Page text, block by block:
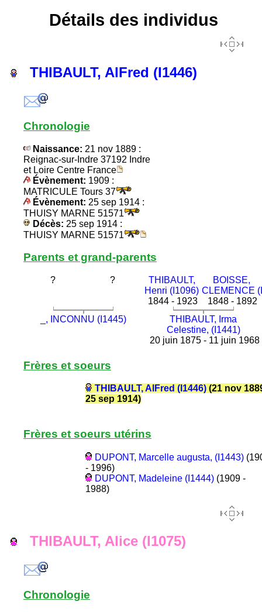
Détails des individus
THIBAULT, AlFred (I1446)
Chronologie
Naissance: 21 nov 1889 :
Reignac-sur-Indre 37192 Indre
et Loire Centre France
Évènement: 1909 :
MATRICULE Tours 37
Évènement: 25 sep 1914 :
THUISY MARNE 51571
Décès: 25 sep 1914 :
THUISY MARNE 51571
Parents et grand-parents
? ?
THIBAULT,
Henri (I1096)
1844 - 1923
BOISSE,
CLEMENCE
1848 - 1892
_, INCONNU (I1445)
THIBAULT, Irma
Celestine, (I1441)
20 juin 1875 - 11 juin 1968
Frères et soeurs
THIBAULT, AlFred (I1446)(21 nov
25 sep 1914)
Frères et soeurs utérins
DUPONT, Marcelle augusta, (I1443)
- 1996)
DUPONT, Madeleine (I1444)(1909 -
1988)
THIBAULT, Alice (I1075)
Chronologie